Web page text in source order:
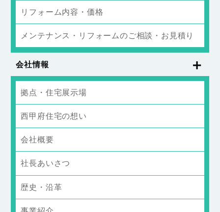
リフォーム内容・価格
メンテナンス・リフォームのご相談・お見積り
会社情報
拠点・住宅展示場
西甲府住宅の想い
会社概要
社長あいさつ
歴史・沿革